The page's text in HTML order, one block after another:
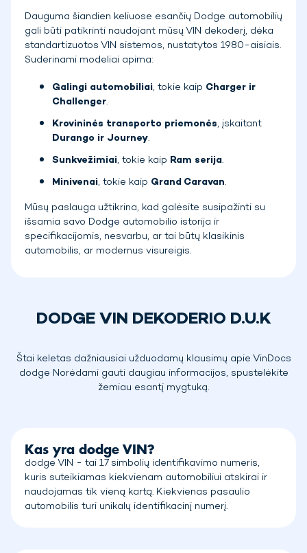
Dauguma šiandien keliuose esančių Dodge automobilių
gali būti patikrinti naudojant mūsų VIN dekoderį, dėka
standartizuotos VIN sistemos, nustatytos 1980-aisiais.
Suderinami modeliai apima:
Galingi automobiliai, tokie kaip Charger ir
Challenger.
Krovininės transporto priemonės, įskaitant
Durango ir Journey.
Sunkvežimiai, tokie kaip Ram serija.
Minivenai, tokie kaip Grand Caravan.
Mūsų paslauga užtikrina, kad galėsite susipažinti su
išsamia savo Dodge automobilio istorija ir
specifikacijomis, nesvarbu, ar tai būtų klasikinis
automobilis, ar modernus visureigis.
DODGE VIN DEKODERIO D.U.K
Štai keletas dažniausiai užduodamų klausimų apie VinDocs
dodge Norėdami gauti daugiau informacijos, spustelėkite
žemiau esantį mygtuką.
Kas yra dodge VIN?
dodge VIN - tai 17 simbolių identifikavimo numeris,
kuris suteikiamas kiekvienam automobiliui atskirai ir
naudojamas tik vieną kartą. Kiekvienas pasaulio
automobilis turi unikalų identifikacinį numerį.